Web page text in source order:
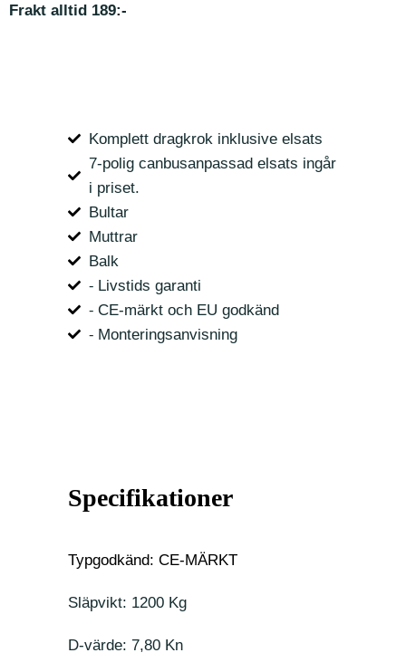
Frakt alltid 189:-
Komplett dragkrok inklusive elsats
7-polig canbusanpassad elsats ingår
i priset.
Bultar
Muttrar
Balk
⁃ Livstids garanti
⁃ CE-märkt och EU godkänd
⁃ Monteringsanvisning
Specifikationer
Typgodkänd: CE-MÄRKT
Släpvikt: 1200 Kg
D-värde: 7,80 Kn